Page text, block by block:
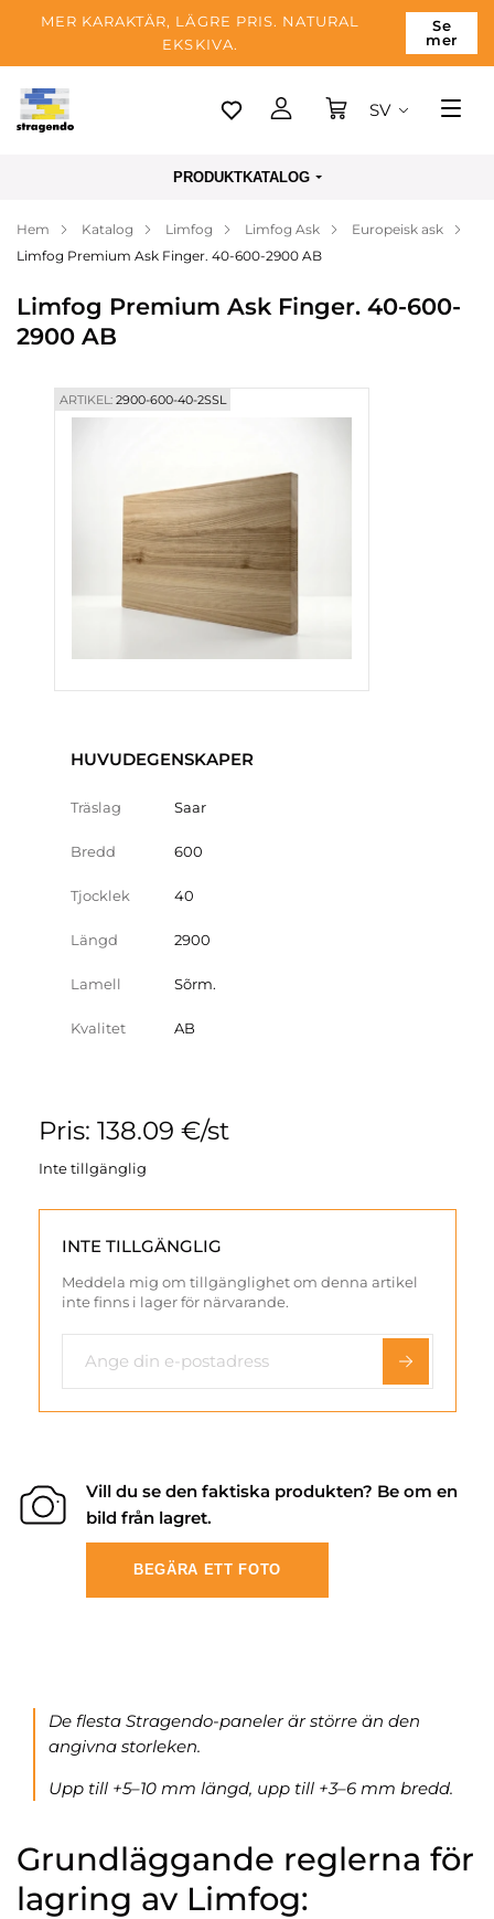
MER KARAKTÄR, LÄGRE PRIS. NATURAL
EKSKIVA.
Se
mer
Tallinn
Betalning
Blogg
SV
PRODUKTKATALOG
Hem Katalog Limfog Limfog Ask
Europeisk ask
Limfog Premium Ask Finger. 40-600-2900 AB
Limfog Premium Ask Finger. 40-600-
2900 AB
ARTIKEL:2900-600-40-2SSL
HUVUDEGENSKAPER
Träslag Saar
Bredd 600
Tjocklek 40
Längd 2900
Lamell Sõrm.
Kvalitet AB
Pris: 138.09 €/st
Inte tillgänglig
INTE TILLGÄNGLIG
Meddela mig om tillgänglighet om denna artikel
inte finns i lager för närvarande.
Vill du se den faktiska produkten? Be om en
bild från lagret.
BEGÄRA ETT FOTO
De flesta Stragendo-paneler är större än den
angivna storleken.
Upp till +5–10 mm längd, upp till +3–6 mm bredd.
Grundläggande reglerna för
lagring av Limfog: